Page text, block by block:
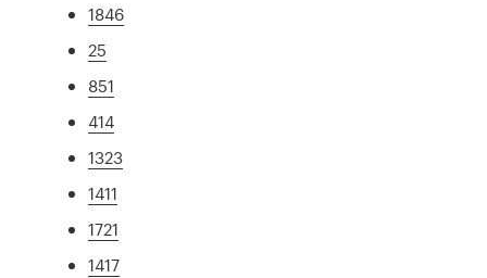
1846
25
851
414
1323
1411
1721
1417